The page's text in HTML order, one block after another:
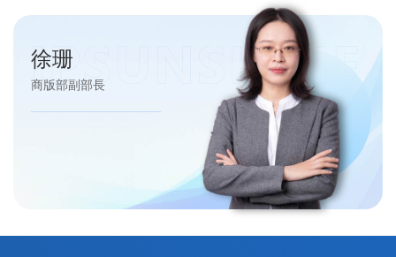
徐珊
商版部副部長